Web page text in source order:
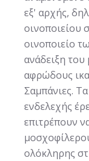
εξ' αρχής,
οινοποιείου
οινοποιείο
ανάδειξη
αφρώδους
Σαμπάνιες.
ενδελεχής
επιτρέπουν
ολόκληρης